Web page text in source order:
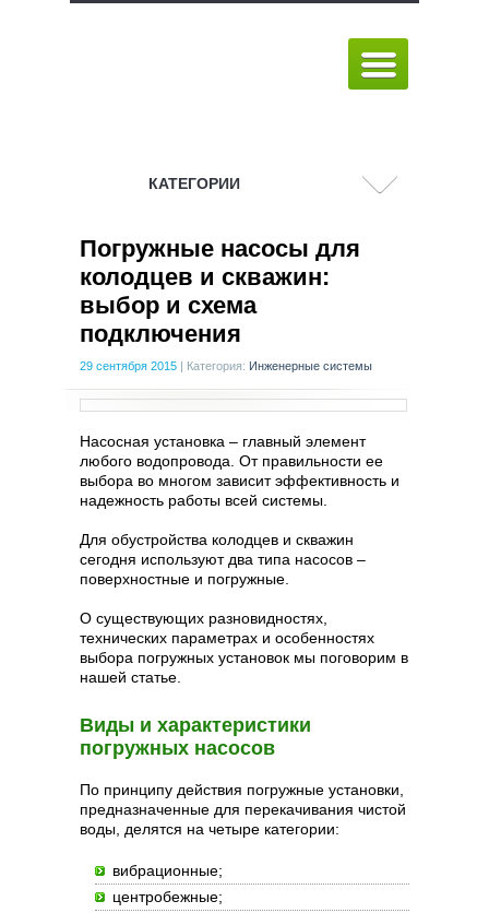
КАТЕГОРИИ
Погружные насосы для
колодцев и скважин:
выбор и схема
подключения
29 сентября 2015 | Категория: Инженерные системы
Насосная установка – главный элемент
любого водопровода. От правильности ее
выбора во многом зависит эффективность и
надежность работы всей системы.
Для обустройства колодцев и скважин
сегодня используют два типа насосов –
поверхностные и погружные.
О существующих разновидностях,
технических параметрах и особенностях
выбора погружных установок мы поговорим в
нашей статье.
Виды и характеристики
погружных насосов
По принципу действия погружные установки,
предназначенные для перекачивания чистой
воды, делятся на четыре категории:
вибрационные;
центробежные;